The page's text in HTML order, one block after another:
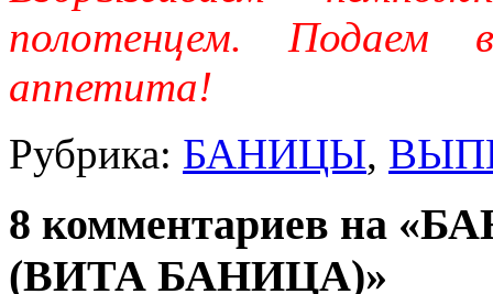
полотенцем. Подаем
аппетита!
Рубрика: БАНИЦЫ,
8 комментариев на
(ВИТА БАНИЦА)»